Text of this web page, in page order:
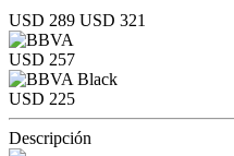
USD 289 USD 321
USD 257
USD 225
Descripción